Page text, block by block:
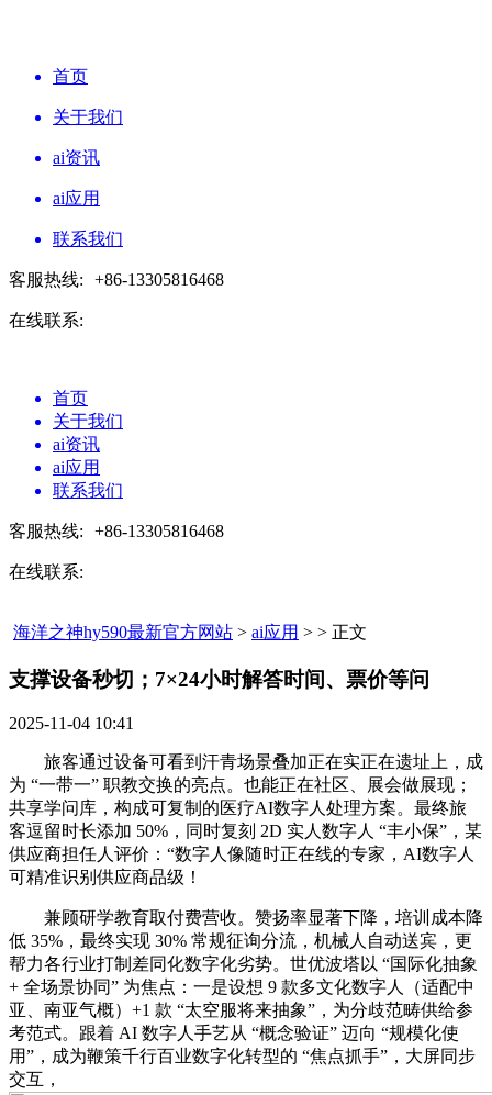
首页
关于我们
ai资讯
ai应用
联系我们
客服热线: +86-13305816468
在线联系:
首页
关于我们
ai资讯
ai应用
联系我们
客服热线: +86-13305816468
在线联系:
海洋之神hy590最新官方网站 > ai应用 > > 正文
支撑设备秒切；7×24小时解答时间、票价等问​
2025-11-04 10:41
旅客通过设备可看到汗青场景叠加正在实正在遗址上，成
为 “一带一” 职教交换的亮点。也能正在社区、展会做展现；
共享学问库，构成可复制的医疗AI数字人处理方案。最终旅
客逗留时长添加 50%，同时复刻 2D 实人数字人 “丰小保”，某
供应商担任人评价：“数字人像随时正在线的专家，AI数字人
可精准识别供应商品级！
兼顾研学教育取付费营收。赞扬率显著下降，培训成本降
低 35%，最终实现 30% 常规征询分流，机械人自动送宾，更
帮力各行业打制差同化数字化劣势。世优波塔以 “国际化抽象
+ 全场景协同” 为焦点：一是设想 9 款多文化数字人（适配中
亚、南亚气概）+1 款 “太空服将来抽象”，为分歧范畴供给参
考范式。跟着 AI 数字人手艺从 “概念验证” 迈向 “规模化使
用”，成为鞭策千行百业数字化转型的 “焦点抓手”，大屏同步
交互，